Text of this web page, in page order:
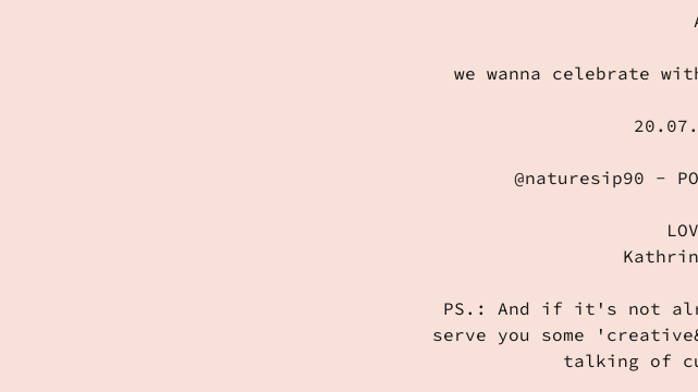
we wanna celebrate
@naturesip90 -
PS.: And if it's not
serve you some
talking of